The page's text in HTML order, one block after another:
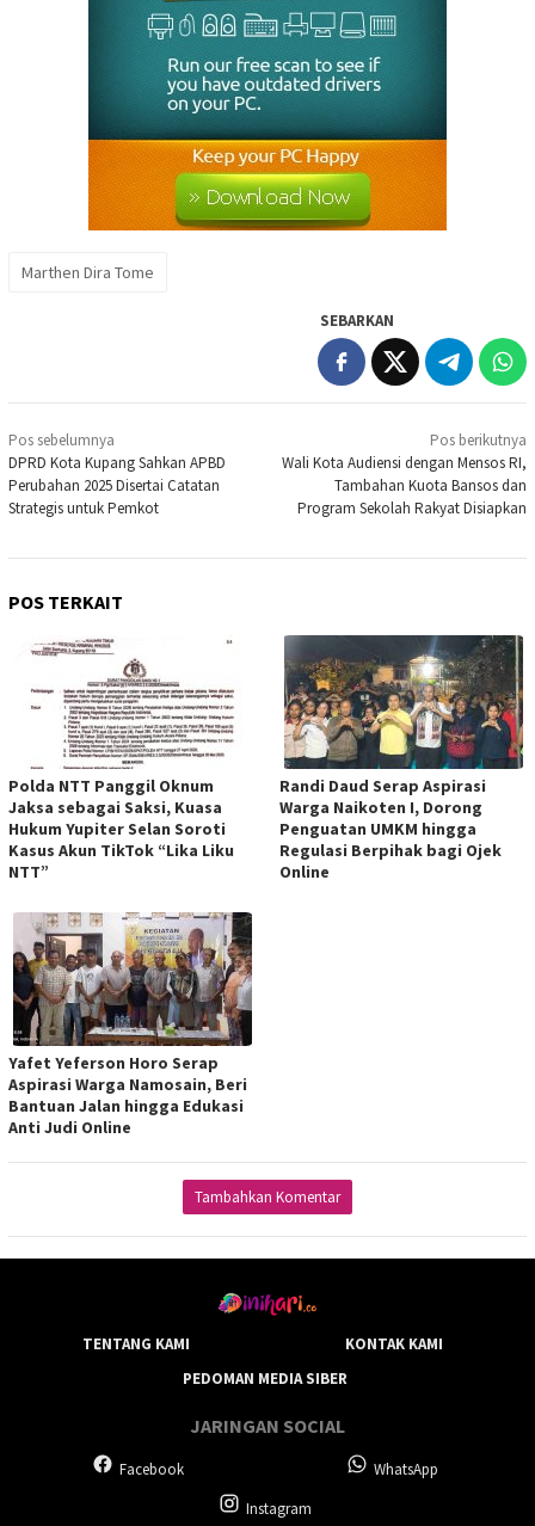
Marthen Dira Tome
SEBARKAN
Navigasi
pos
Pos sebelumnya
DPRD Kota Kupang Sahkan APBD
Perubahan 2025 Disertai Catatan
Strategis untuk Pemkot
Pos berikutnya
Wali Kota Audiensi dengan Mensos RI,
Tambahan Kuota Bansos dan
Program Sekolah Rakyat Disiapkan
POS TERKAIT
Polda NTT Panggil Oknum
Jaksa sebagai Saksi, Kuasa
Hukum Yupiter Selan Soroti
Kasus Akun TikTok “Lika Liku
NTT”
Randi Daud Serap Aspirasi
Warga Naikoten I, Dorong
Penguatan UMKM hingga
Regulasi Berpihak bagi Ojek
Online
Yafet Yeferson Horo Serap
Aspirasi Warga Namosain, Beri
Bantuan Jalan hingga Edukasi
Anti Judi Online
Tambahkan Komentar
TENTANG KAMI
KONTAK KAMI
PEDOMAN MEDIA SIBER
JARINGAN SOCIAL
Facebook
WhatsApp
Instagram